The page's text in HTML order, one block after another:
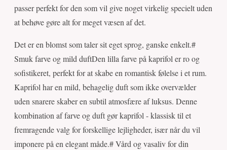
passer perfekt for den som vil give noget virkelig specielt uden
at behøve gøre alt for meget væsen af det.
Det er en blomst som taler sit eget sprog, ganske enkelt.#
Smuk farve og mild duftDen lilla farve på kaprifol er ro og
sofistikeret, perfekt for at skabe en romantisk følelse i et rum.
Kaprifol har en mild, behagelig duft som ikke overvælder
uden snarere skaber en subtil atmosfære af luksus. Denne
kombination af farve og duft gør kaprifol - klassisk til et
fremragende valg for forskellige lejligheder, især når du vil
imponere på en elegant måde.# Vård og vasaliv for din